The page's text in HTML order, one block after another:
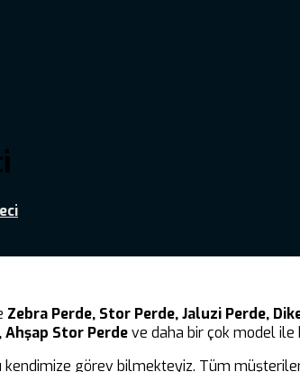
Zebra Perde, Stor Perde, Jaluzi Perde,
Stor Perdeve daha bir çok model
kendimize görev bilmekteyiz. Tüm